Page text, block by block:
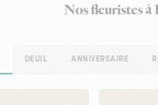
Nos fleuristes à
DEUIL ANNIVERSAIRE